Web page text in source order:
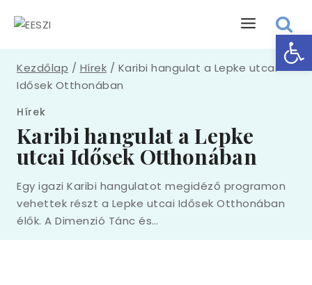
Kezdőlap / Hírek / Karibi hangulat a Lepke utcai
Idősek Otthonában
Hírek
Karibi hangulat a Lepke
utcai Idősek Otthonában
Egy igazi Karibi hangulatot megidéző programon
vehettek részt a Lepke utcai Idősek Otthonában
élők. A Dimenzió Tánc és…